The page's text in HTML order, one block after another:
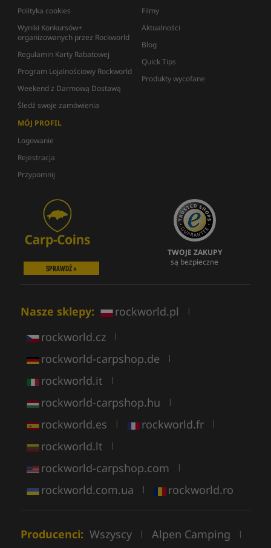
Polityka cookies
Wyniki Konkursów+
organizowanych przez Rockworld
Regulamin Karty Rabatowej
Program Lojalnościowy Rockworld
Weekend z Darmową Dostawą
Śledź swoje zamówienia
Filmy
Aktualności
Blog
Quick Tips
Produkty wycofane
MÓJ PROFIL
Logowanie
Rejestracja
Przypomnij
SPRAWDŹ »
TWOJE ZAKUPY
są bezpieczne
Nasze sklepy: rockworld.pl |
rockworld.cz |
rockworld-carpshop.de |
rockworld.it |
rockworld-carpshop.hu |
rockworld.es | rockworld.fr |
rockworld.lt |
rockworld-carpshop.com |
rockworld.com.ua | rockworld.ro
Producenci: Wszyscy | Alpen Camping |